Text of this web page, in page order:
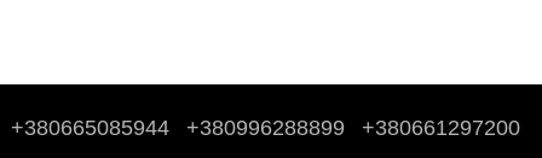
+380665085944 +380996288899 +380661297200